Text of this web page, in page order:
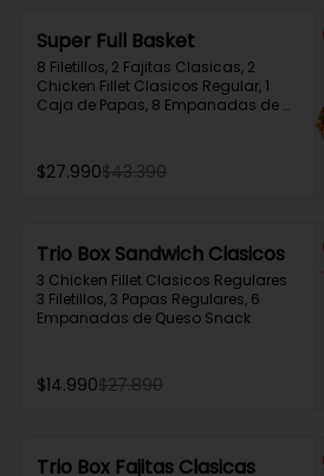
Super Full Basket
8 Filetillos, 2 Fajitas Clasicas, 2
Chicken Fillet Clasicos Regular, 1
Caja de Papas, 8 Empanadas de
$27.990$43.390
Trio Box Sandwich Clasicos
3 Chicken Fillet Clasicos Regulares
3 Filetillos, 3 Papas Regulares, 6
Empanadas de Queso Snack
$14.990$27.890
Trio Box Fajitas Clasicas